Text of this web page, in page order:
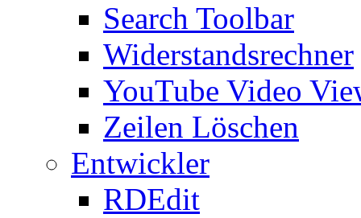
Search Toolbar
Widerstandsrechner
YouTube Video
Zeilen Löschen
Entwickler
RDEdit